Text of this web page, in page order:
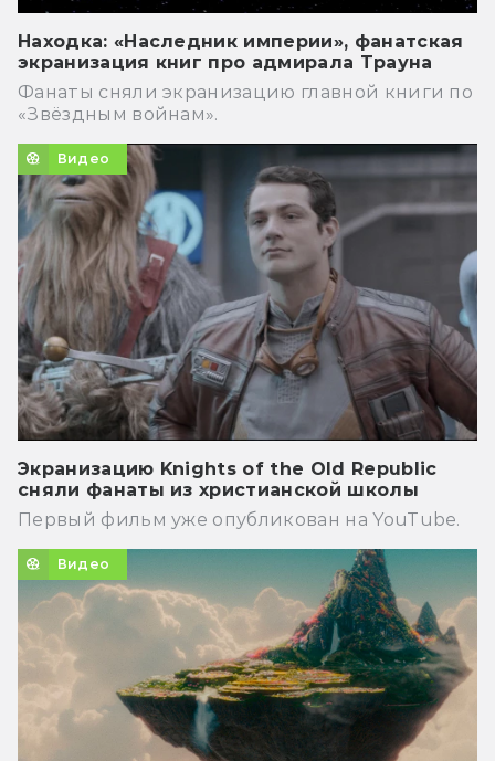
Находка: «Наследник империи», фанатская
экранизация книг про адмирала Трауна
Фанаты сняли экранизацию главной книги по
«Звёздным войнам».
Видео
Экранизацию Knights of the Old Republic
сняли фанаты из христианской школы
Первый фильм уже опубликован на YouTube.
Видео